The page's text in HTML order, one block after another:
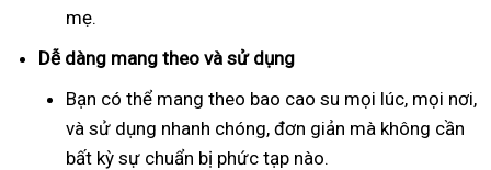
mẹ.
Dễ dàng mang theo và sử dụng
Bạn có thể mang theo bao cao su mọi lúc, mọi nơi,
và sử dụng nhanh chóng, đơn giản mà không cần
bất kỳ sự chuẩn bị phức tạp nào.